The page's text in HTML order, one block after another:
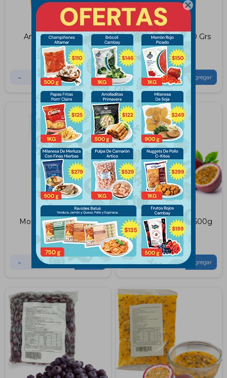

Ananá Cambay 1Kg
$ 430
- +
Anana Cambay 500 Grs
$ 235
- +
Moras Friomix 400Grs
$ 145
- +
Puré De Maracuyá 500g
Altamar
$ 265
- +